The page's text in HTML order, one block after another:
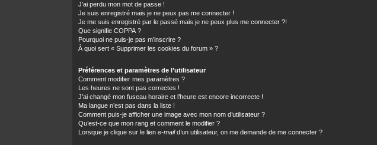
J’ai perdu mon mot de passe !
Je suis enregistré mais je ne peux pas me connecter !
Je me suis enregistré par le passé mais je ne peux plus me connecter ?!
Que signifie COPPA ?
Pourquoi ne puis-je pas m’inscrire ?
À quoi sert « Supprimer les cookies du forum » ?
Préférences et paramètres de l’utilisateur
Comment modifier mes paramètres ?
Les heures ne sont pas correctes !
J’ai changé mon fuseau horaire et l’heure est encore incorrecte !
Ma langue n’est pas dans la liste !
Comment puis-je afficher une image avec mon nom d’utilisateur ?
Qu’est-ce que mon rang et comment le modifier ?
Lorsque je clique sur le lien e-maild’un utilisateur, on me demande de me connecter ?